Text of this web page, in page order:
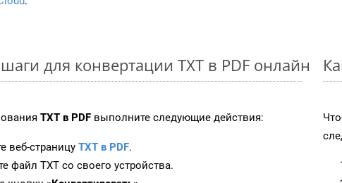
для конвертации TXT в PDF онлайн
TXT в PDF выполните следующие действия:
веб-страницу TXT в PDF.
файл TXT со своего устройства.